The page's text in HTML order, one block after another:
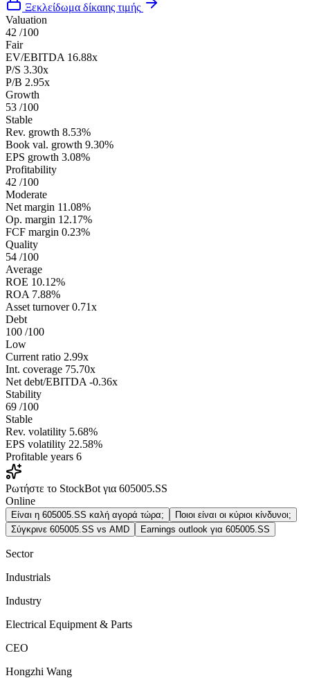
Ξεκλείδωμα δίκαιης τιμής
Valuation
42 /100
Fair
EV/EBITDA 16.88x
P/S 3.30x
P/B 2.95x
Growth
53 /100
Stable
Rev. growth 8.53%
Book val. growth 9.30%
EPS growth 3.08%
Profitability
42 /100
Moderate
Net margin 11.08%
Op. margin 12.17%
FCF margin 0.23%
Quality
54 /100
Average
ROE 10.12%
ROA 7.88%
Asset turnover 0.71x
Debt
100 /100
Low
Current ratio 2.99x
Int. coverage 75.70x
Net debt/EBITDA -0.36x
Stability
69 /100
Stable
Rev. volatility 5.68%
EPS volatility 22.58%
Profitable years 6
Ρωτήστε το StockBot για 605005.SS
Online
Είναι η 605005.SS καλή αγορά τώρα;
Ποιοι είναι οι κύριοι κίνδυνοι;
Σύγκρινε 605005.SS vs AMD
Earnings outlook για 605005.SS
Sector
Industrials
Industry
Electrical Equipment & Parts
CEO
Hongzhi Wang